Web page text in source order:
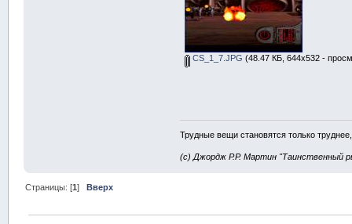
CS_1_7.JPG (48.47 КБ, 644x532 -
Трудные вещи становятся только
(с) Джордж Р.Р. Мартин "Таинственный
Страницы: [1]Вверх